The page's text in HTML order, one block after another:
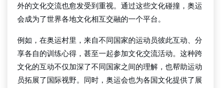
外的文化交流也愈发受到重视。通过这些文化碰撞，奥运
会成为了世界各地文化相互交融的一个平台。
例如，在奥运村里，来自不同国家的运动员彼此互动、分
享各自的训练心得，甚至一起参加文化交流活动。这种跨
文化的互动不仅加深了不同国家之间的理解，也帮助运动
员拓展了国际视野。同时，奥运会也为各国文化提供了展